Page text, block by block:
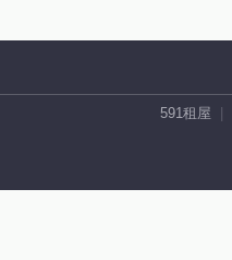
591租屋